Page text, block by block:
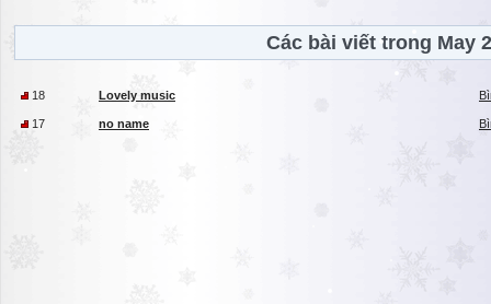
Các bài viết trong May
18 Lovely music
17 no name